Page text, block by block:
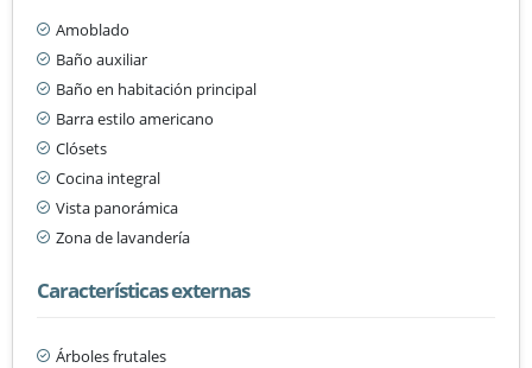
Amoblado
Baño auxiliar
Baño en habitación principal
Barra estilo americano
Clósets
Cocina integral
Vista panorámica
Zona de lavandería
Características externas
Árboles frutales